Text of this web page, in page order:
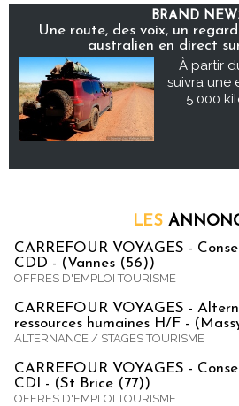
BRAND
Une route, des voix, un
australien en direct
À partir
suivra une
5 000
LES
CARREFOUR VOYAGES -
CDD - (Vannes (56))
OFFRES D'EMPLOI TOURISME
CARREFOUR VOYAGES -
ressources humaines H/F -
ALTERNANCE / STAGES TOURISME
CARREFOUR VOYAGES -
CDI - (St Brice (77))
OFFRES D'EMPLOI TOURISME